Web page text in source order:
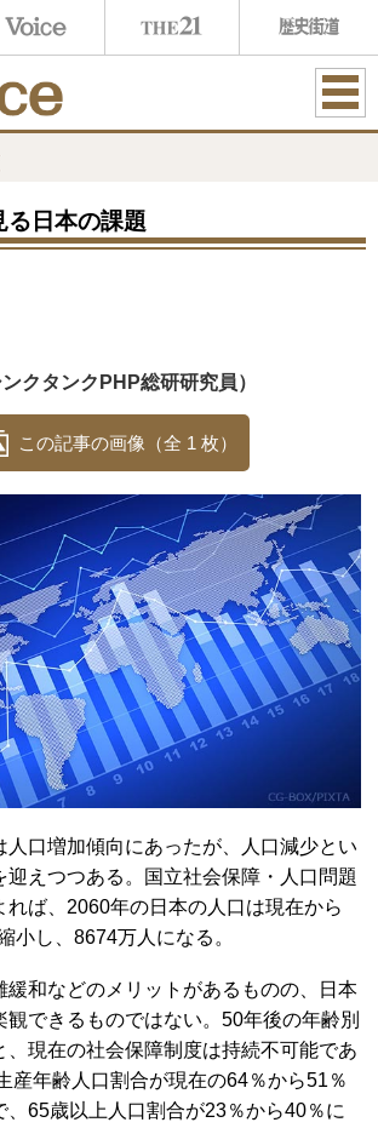
ME
る日本の課題
クタンクPHP総研研究員）
この記事の画像（全 1 枚）
人口増加傾向にあったが、人口減少とい
迎えつつある。国立社会保障・人口問題
れば、2060年の日本の人口は現在から
小し、8674万人になる。
緩和などのメリットがあるものの、日本
観できるものではない。50年後の年齢別
、現在の社会保障制度は持続不可能であ
産年齢人口割合が現在の64％から51％
、65歳以上人口割合が23％から40％に